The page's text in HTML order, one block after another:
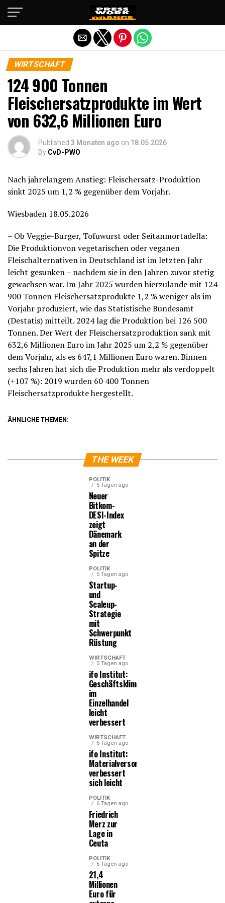
WIRTSCHAFT
124 900 Tonnen
Fleischersatzprodukte im Wert
von 632,6 Millionen Euro
Published 3 Monaten ago on 18.05.2026
By CvD-PWO
Nach jahrelangem Anstieg: Fleischersatz-Produktion
sinkt 2025 um 1,2 % gegenüber dem Vorjahr.
Wiesbaden 18.05.2026
– Ob Veggie-Burger, Tofuwurst oder Seitanmortadella:
Die Produktionvon vegetarischen oder veganen
Fleischalternativen in Deutschland ist im letzten Jahr
leicht gesunken – nachdem sie in den Jahren zuvor stetig
gewachsen war. Im Jahr 2025 wurden hierzulande mit 124
900 Tonnen Fleischersatzprodukte 1,2 % weniger als im
Vorjahr produziert, wie das Statistische Bundesamt
(Destatis) mitteilt. 2024 lag die Produktion bei 126 500
Tonnen. Der Wert der Fleischersatzproduktion sank mit
632,6 Millionen Euro im Jahr 2025 um 2,2 % gegenüber
dem Vorjahr, als es 647,1 Millionen Euro waren. Binnen
sechs Jahren hat sich die Produktion mehr als verdoppelt
(+107 %): 2019 wurden 60 400 Tonnen
Fleischersatzprodukte hergestellt.
ÄHNLICHE THEMEN:
THE WEEK
POLITIK
5 Tagen ago
Neuer
Bitkom-
DESI-Index
zeigt
Dänemark
an der
Spitze
POLITIK
5 Tagen ago
Startup-
und
Scaleup-
Strategie
mit
Schwerpunkt
Rüstung
WIRTSCHAFT
5 Tagen ago
ifo Institut:
Geschäftsklima
im
Einzelhandel
leicht
verbessert
WIRTSCHAFT
6 Tagen ago
ifo Institut:
Materialversorgung
verbessert
sich leicht
POLITIK
6 Tagen ago
Friedrich
Merz zur
Lage in
Ceuta
POLITIK
6 Tagen ago
21,4
Millionen
Euro für
Die mobile Version verlassen